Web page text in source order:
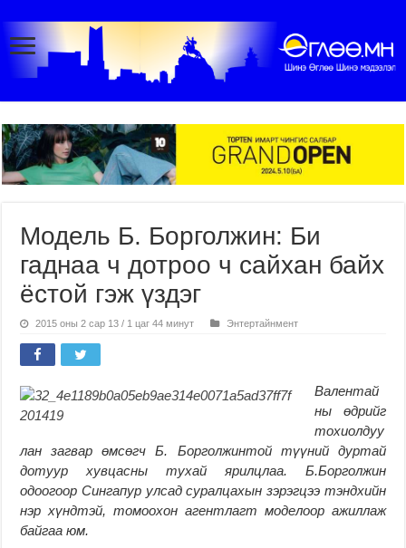
Модель Б. Борголжин: Би
гаднаа ч дотроо ч сайхан байх
ёстой гэж үздэг
2015 оны 2 сар 13 / 1 цаг 44 минут Энтертайнмент
Валентай
ны өдрийг
тохиолдуу
лан загвар өмсөгч Б. Борголжинтой түүний дуртай
дотуур хувцасны тухай ярилцлаа. Б.Борголжин
одоогоор Сингапур улсад суралцахын зэрэгцээ тэндхийн
нэр хүндтэй, томоохон агентлагт моделоор ажиллаж
байгаа юм.